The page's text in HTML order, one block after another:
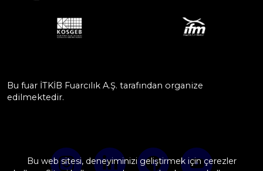
Bu fuar İTKİB Fuarcılık A.Ş. tarafından organize
edilmektedir.
Bu web sitesi, deneyiminizi geliştirmek için çerezler